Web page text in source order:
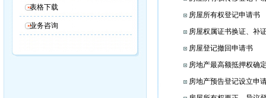
表格下载
业务咨询
房屋所有权登记申请书
房屋权属证书换证、补
房屋登记撤回申请书
房地产最高额抵押权确
房地产预告登记设立申